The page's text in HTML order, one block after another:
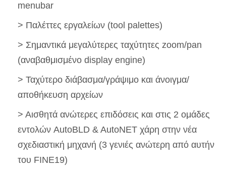
menubar
> Παλέττες εργαλείων (tool palettes)
> Σημαντικά μεγαλύτερες ταχύτητες zoom/pan
(αναβαθμισμένο display engine)
> Ταχύτερο διάβασμα/γράψιμο και άνοιγμα/
αποθήκευση αρχείων
> Αισθητά ανώτερες επιδόσεις και στις 2 ομάδες
εντολών AutoBLD & AutoNET χάρη στην νέα
σχεδιαστική μηχανή (3 γενιές ανώτερη από αυτήν
του FINE19)